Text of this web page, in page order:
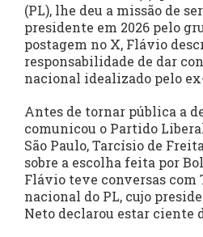
(PL), lhe deu a missão de
presidente em 2026 pelo
postagem no X, Flávio
responsabilidade de dar
nacional idealizado pelo
Antes de tornar pública a
comunicou o Partido
São Paulo, Tarcísio de
sobre a escolha feita por
Flávio teve conversas com
nacional do PL, cujo
Neto declarou estar ciente